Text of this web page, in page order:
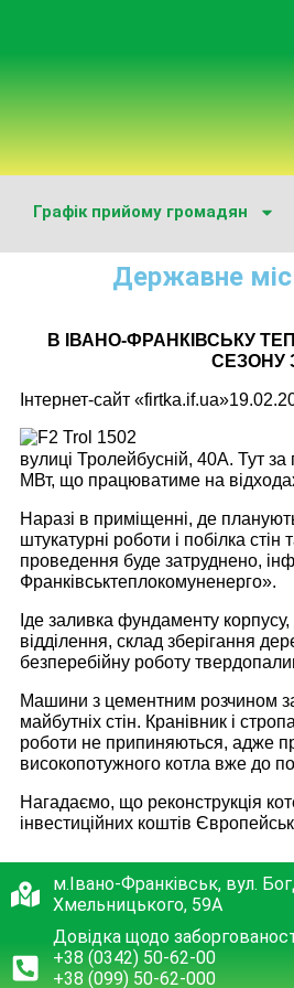
Графік прийому громадян
Державне
В ІВАНО-ФРАНКІВСЬКУ
СЕЗОНУ
Інтернет-сайт «firtka.if.ua
вулиці Тролейбусній, 40А. Тут
МВт, що працюватиме на
Наразі в приміщенні, де
штукатурні роботи і побілка
проведення буде затруднено,
Франківськтеплокомуненерго».
Іде заливка фундаменту
відділення, склад зберігання
безперебійну роботу
Машини з цементним розчином
майбутніх стін. Кранівник і
роботи не припиняються, адже
високопотужного котла вже до
Нагадаємо, що реконструкція
інвестиційних коштів
м.Івано-Франківськ, вул.
Хмельницького, 59А
Довідка щодо
+38 (0342) 50-62-00
+38 (099) 50-62-000